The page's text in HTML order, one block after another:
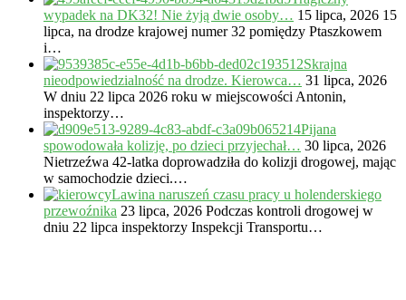
wypadek na DK32! Nie żyją dwie osoby… 15 lipca, 2026 15
lipca, na drodze krajowej numer 32 pomiędzy Ptaszkowem
i…
Skrajna
nieodpowiedzialność na drodze. Kierowca… 31 lipca, 2026
W dniu 22 lipca 2026 roku w miejscowości Antonin,
inspektorzy…
Pijana
spowodowała kolizję, po dzieci przyjechał… 30 lipca, 2026
Nietrzeźwa 42-latka doprowadziła do kolizji drogowej, mając
w samochodzie dzieci.…
Lawina naruszeń czasu pracy u holenderskiego
przewoźnika 23 lipca, 2026 Podczas kontroli drogowej w
dniu 22 lipca inspektorzy Inspekcji Transportu…